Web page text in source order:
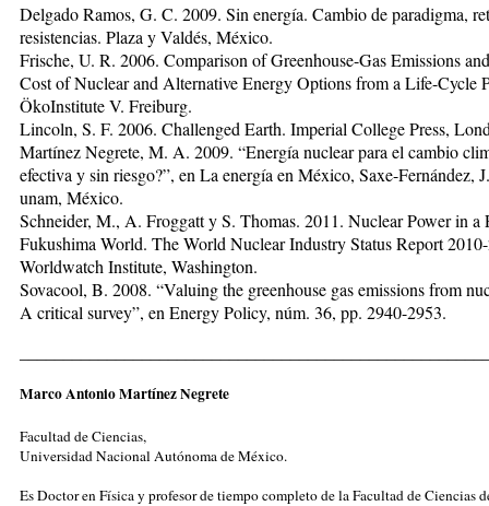
Delgado Ramos, G. C. 2009. Sin energía. Cambio de paradigma,
resistencias. Plaza y Valdés, México.
Frische, U. R. 2006. Comparison of Greenhouse-Gas Emissions
Cost of Nuclear and Alternative Energy Options from a Life-Cycle
ÖkoInstitute V. Freiburg.
Lincoln, S. F. 2006. Challenged Earth. Imperial College Press,
Martínez Negrete, M. A. 2009. “Energía nuclear para el cambio
efectiva y sin riesgo?”, en La energía en México, Saxe-Fernández,
unam, México.
Schneider, M., A. Froggatt y S. Thomas. 2011. Nuclear Power in a
Fukushima World. The World Nuclear Industry Status Report
Worldwatch Institute, Washington.
Sovacool, B. 2008. “Valuing the greenhouse gas emissions from
A critical survey”, en Energy Policy, núm. 36, pp. 2940-2953.
Marco Antonio Martínez Negrete
Facultad de Ciencias,
Universidad Nacional Autónoma de México.
Es Doctor en Física y profesor de tiempo completo de la Facultad de Ciencias